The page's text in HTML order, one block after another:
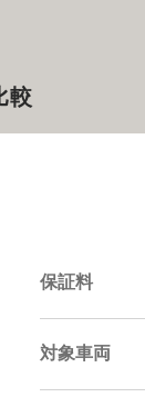
較
保証料
対象車両